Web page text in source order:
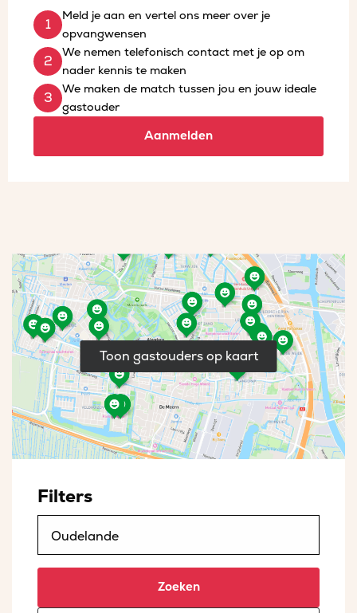
Meld je aan en vertel ons meer over je
opvangwensen
We nemen telefonisch contact met je op om
nader kennis te maken
We maken de match tussen jou en jouw ideale
gastouder
Aanmelden
Toon gastouders op kaart
Filters
Zoeken